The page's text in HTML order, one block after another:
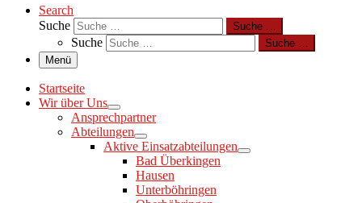
Search
Suche
Suche …
Suche
Suche …
Menü
Startseite
Wir über Uns
Ansprechpartner
Abteilungen
Aktive Einsatzabteilungen
Bad Überkingen
Hausen
Unterböhringen